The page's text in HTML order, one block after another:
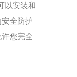
以安装和
全防护
您完全